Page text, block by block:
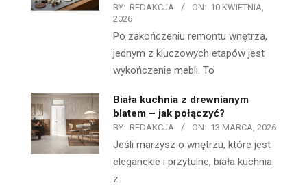
BY: REDAKCJA ON: 10 KWIETNIA,
2026
Po zakończeniu remontu wnętrza,
jednym z kluczowych etapów jest
wykończenie mebli. To
Biała kuchnia z drewnianym
blatem – jak połączyć?
BY: REDAKCJA ON: 13 MARCA, 2026
Jeśli marzysz o wnętrzu, które jest
eleganckie i przytulne, biała kuchnia
z